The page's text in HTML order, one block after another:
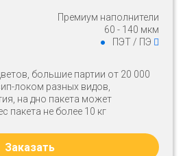
Премиум наполнители
60 - 140 мкм
ПЭТ / ПЭ
большие партии от 20 000
локом разных видов,
на дно пакета может
пакета не более 10 кг
Заказать